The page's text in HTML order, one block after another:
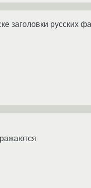
заголовки русских